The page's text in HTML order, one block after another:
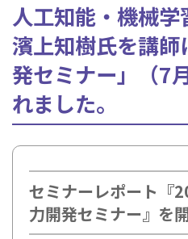
人工知能・機械
濱上知樹氏を講師
発セミナー」（7
れました。
セミナーレポート
力開発セミナー』を